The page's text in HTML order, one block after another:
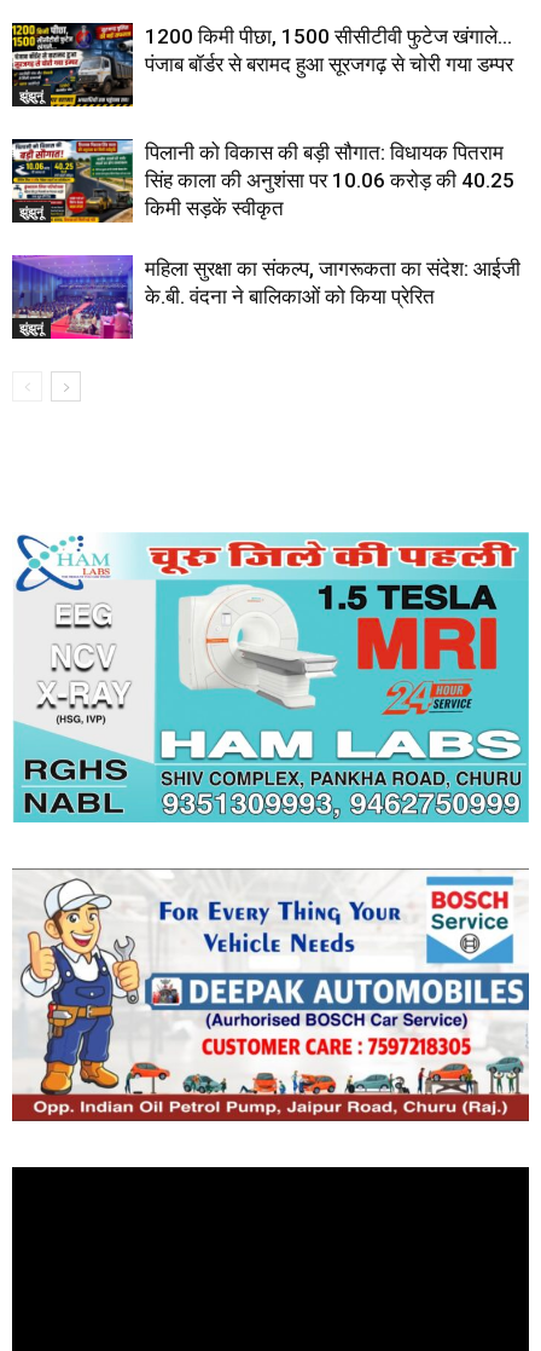
झुंझुनूं
1200 किमी पीछा, 1500 सीसीटीवी फुटेज खंगाले…
पंजाब बॉर्डर से बरामद हुआ सूरजगढ़ से चोरी गया डम्पर
झुंझुनूं
पिलानी को विकास की बड़ी सौगात: विधायक पितराम
सिंह काला की अनुशंसा पर 10.06 करोड़ की 40.25
किमी सड़कें स्वीकृत
झुंझुनूं
महिला सुरक्षा का संकल्प, जागरूकता का संदेश: आईजी
के.बी. वंदना ने बालिकाओं को किया प्रेरित